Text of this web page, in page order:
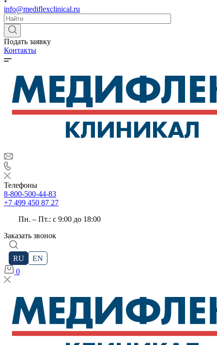
info@mediflexclinical.ru
Подать заявку
Контакты
Телефоны
8-800-500-44-83
+7 499 450 87 27
Пн. – Пт.: с 9:00 до 18:00
Заказать звонок
RU
EN
0